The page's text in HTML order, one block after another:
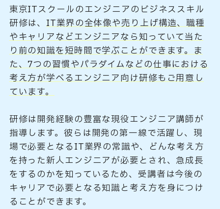
東京ITスクールのエンジニアのビジネススキル
研修は、IT業界の全体像や売り上げ構造、職種
やキャリアなどエンジニアなら知っていて当た
り前の知識を短時間で学ぶことができます。ま
た、7つの習慣やパラダイムなどの仕事における
考え方が学べるエンジニア向け研修もご用意し
ています。
研修は開発経験の豊富な現役エンジニア講師が
指導します。彼らは開発の第一線で活躍し、現
場で必要となるIT業界の常識や、どんな考え方
を持った新人エンジニアが必要とされ、急成長
をするのかを知っているため、受講者は今後の
キャリアで必要となる知識と考え方を身につけ
ることができます。